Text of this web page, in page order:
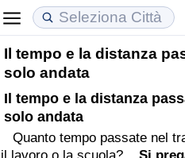
Il tempo e la distanza
solo andata
Il tempo e la distanza
solo andata
Quanto tempo passate nel
Costo della vita
Indice Del Costo Della Vita
Indice Del Costo Della Vita
Prezzi degli immobili
Indice del Prezzo delle
Indice del Prezzo delle Case
Qualità della Vita
Indice della Qualità della
Indice della Qualità della